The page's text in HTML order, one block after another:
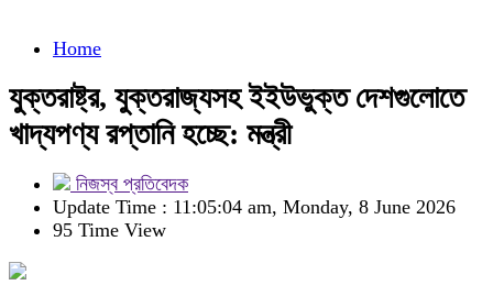
Home
যুক্তরাষ্ট্র, যুক্তরাজ্যসহ ইইউভুক্ত দেশগুলোতে
খাদ্যপণ্য রপ্তানি হচ্ছে: মন্ত্রী
নিজস্ব প্রতিবেদক
Update Time : 11:05:04 am, Monday, 8 June 2026
95 Time View